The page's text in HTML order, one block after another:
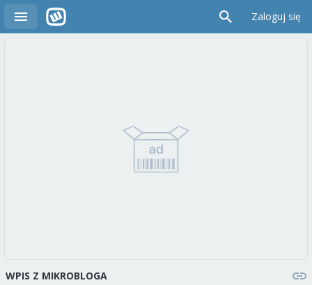
Zaloguj się
WPIS Z MIKROBLOGA